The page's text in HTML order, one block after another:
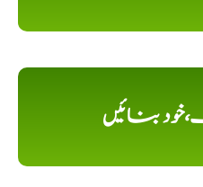
بنائیں